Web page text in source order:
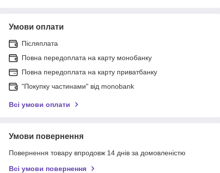
Умови оплати
Післяплата
Повна передоплата на карту монобанку
Повна передоплата на карту приватбанку
"Покупку частинами" від monobank
Всі умови оплати
Умови повернення
Повернення товару впродовж 14 днів за домовленістю
Всі умови повернення